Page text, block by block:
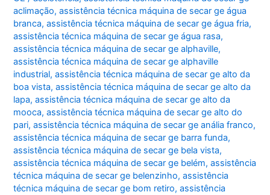
aclimação,assistência técnica máquina de secar ge água
branca,assistência técnica máquina de secar ge água fria,
assistência técnica máquina de secar ge água rasa,
assistência técnica máquina de secar ge alphaville,
assistência técnica máquina de secar ge alphaville
industrial,assistência técnica máquina de secar ge alto da
boa vista,assistência técnica máquina de secar ge alto da
lapa,assistência técnica máquina de secar ge alto da
mooca,assistência técnica máquina de secar ge alto do
pari,assistência técnica máquina de secar ge anália franco,
assistência técnica máquina de secar ge barra funda,
assistência técnica máquina de secar ge bela vista,
assistência técnica máquina de secar ge belém,assistência
técnica máquina de secar ge belenzinho,assistência
técnica máquina de secar ge bom retiro,assistência